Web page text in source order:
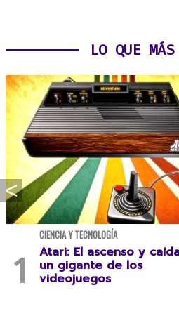
LO QUE
CIENCIA Y TECNOLOGÍA
Atari: El ascenso y
un gigante de los
videojuegos